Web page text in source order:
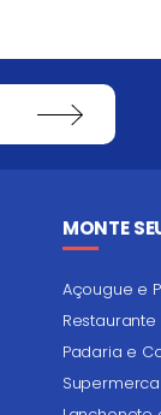
MONTE
Açougue e
Restaurante
Padaria e